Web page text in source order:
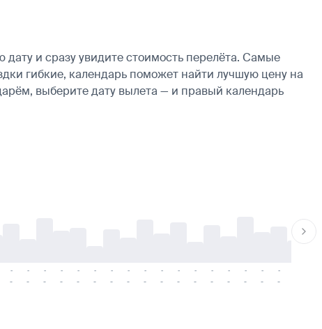
и сразу увидите стоимость перелёта. Самые
гибкие, календарь поможет найти лучшую цену на
выберите дату вылета — и правый календарь
-
-
-
-
-
-
-
-
-
-
-
-
-
-
-
-
-
-
-
-
-
-
-
-
-
-
-
-
-
-
-
-
-
-